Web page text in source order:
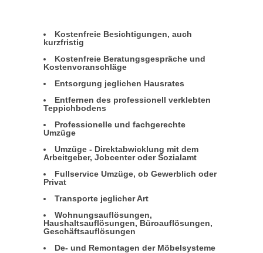
Kostenfreie Besichtigungen, auch
kurzfristig
Kostenfreie Beratungsgespräche und
Kostenvoranschläge
Entsorgung jeglichen Hausrates
Entfernen des professionell verklebten
Teppichbodens
Professionelle und fachgerechte
Umzüge
Umzüge - Direktabwicklung mit dem
Arbeitgeber, Jobcenter oder Sozialamt
Fullservice Umzüge, ob Gewerblich oder
Privat
Transporte jeglicher Art
Wohnungsauflösungen,
Haushaltsauflösungen, Büroauflösungen,
Geschäftsauflösungen
De- und Remontagen der Möbelsysteme